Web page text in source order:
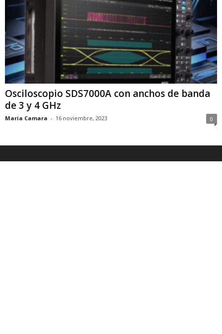
Osciloscopio SDS7000A con anchos de banda
de 3 y 4 GHz
Maria Camara - 16 noviembre, 2023 0